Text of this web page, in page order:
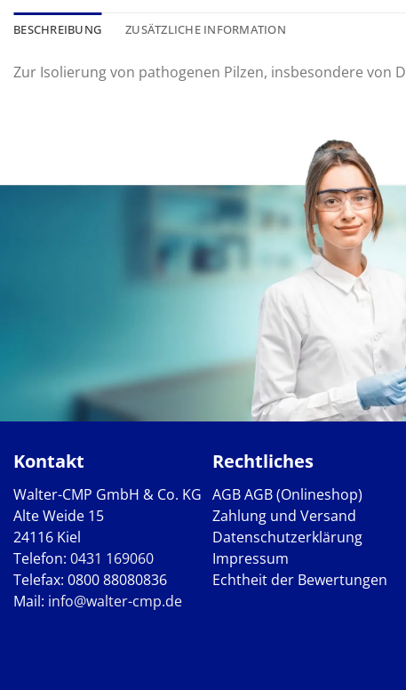
BESCHREIBUNG ZUSÄTZLICHE INFORMATION
Zur Isolierung von pathogenen Pilzen, insbesondere
Kontakt
Walter-CMP GmbH & Co. KG
Alte Weide 15
24116 Kiel
Telefon: 0431 169060
Telefax: 0800 88080836
Mail: info@walter-cmp.de
Rechtliches
AGBAGB (Onlineshop)
Zahlung und Versand
Datenschutzerklärung
Impressum
Echtheit der Bewertungen